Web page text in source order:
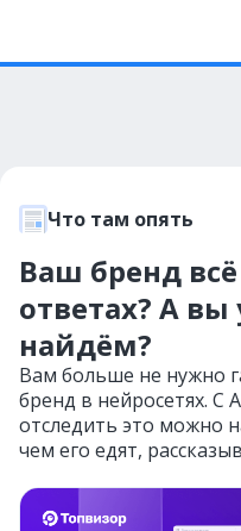
Что там опять
Ваш бренд
ответах? А
найдём?
Вам больше не нужно
бренд в нейросетях. С
отследить это можно
чем его едят,